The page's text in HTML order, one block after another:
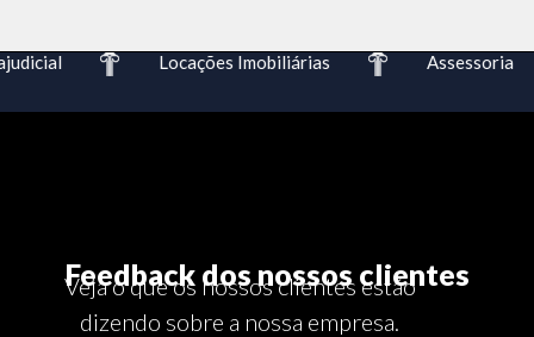
Locações Imobiliárias Assessoria
Feedback dos nossos clientes
Veja o que os nossos clientes estão
dizendo sobre a nossa empresa.